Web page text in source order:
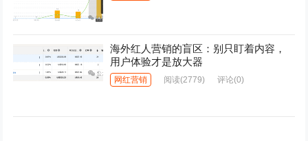
海外红人营销的盲区：别只盯着内容，
用户体验才是放大器
网红营销 阅读(2779) 评论(0)